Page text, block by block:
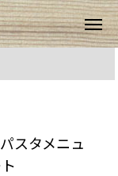
スタメニュ